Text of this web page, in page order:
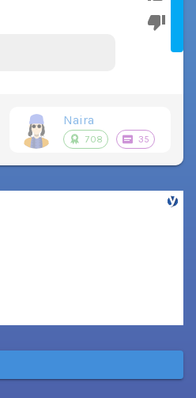
Naira
708 35